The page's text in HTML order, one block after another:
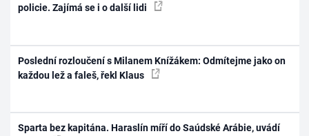
policie. Zajímá se i o další lidi
Poslední rozloučení s Milanem Knížákem: Odmítejme jako on
každou lež a faleš, řekl Klaus
Sparta bez kapitána. Haraslín míří do Saúdské Arábie, uvádí